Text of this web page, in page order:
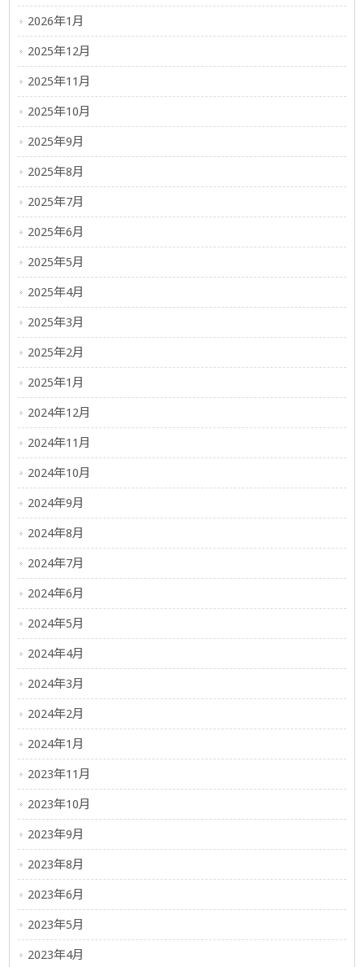
2026年1月
2025年12月
2025年11月
2025年10月
2025年9月
2025年8月
2025年7月
2025年6月
2025年5月
2025年4月
2025年3月
2025年2月
2025年1月
2024年12月
2024年11月
2024年10月
2024年9月
2024年8月
2024年7月
2024年6月
2024年5月
2024年4月
2024年3月
2024年2月
2024年1月
2023年11月
2023年10月
2023年9月
2023年8月
2023年6月
2023年5月
2023年4月